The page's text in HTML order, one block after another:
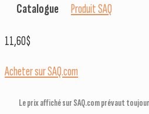
Catalogue Produit SAQ
11,60$
Acheter sur SAQ.com
Le prix affiché sur SAQ.com prévaut